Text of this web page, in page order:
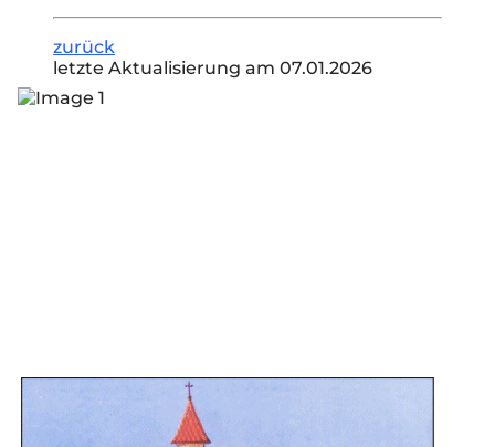
zurück
letzte Aktualisierung am 07.01.2026